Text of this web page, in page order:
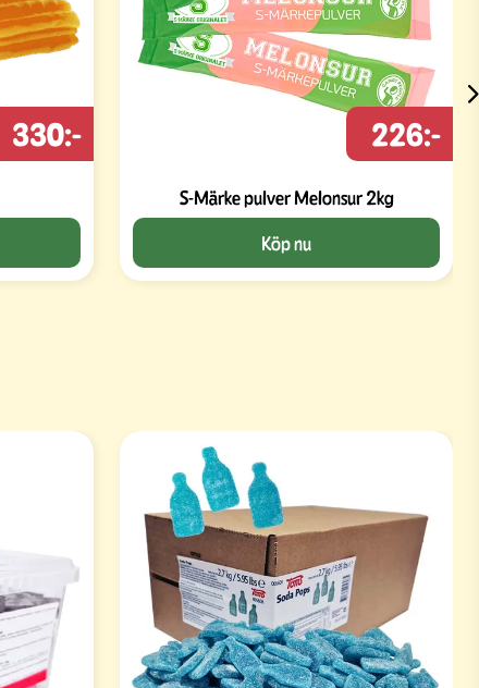
330:-
S-Märke pulver Melonsur 2kg
226:-
Köp nu